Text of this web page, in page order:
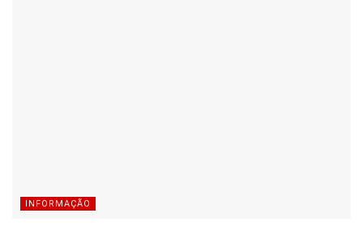
INFORMAÇÃO